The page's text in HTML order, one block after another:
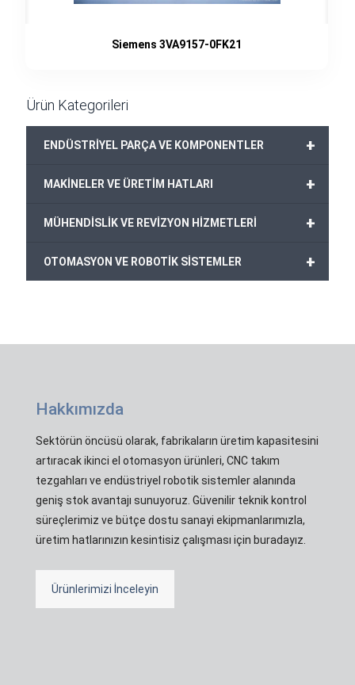
Siemens 3VA9157-0FK21
Ürün Kategorileri
+
ENDÜSTRİYEL PARÇA VE KOMPONENTLER
+
MAKİNELER VE ÜRETİM HATLARI
+
MÜHENDİSLİK VE REVİZYON HİZMETLERİ
+
OTOMASYON VE ROBOTİK SİSTEMLER
Hakkımızda
Sektörün öncüsü olarak, fabrikaların üretim kapasitesini
artıracak ikinci el otomasyon ürünleri, CNC takım
tezgahları ve endüstriyel robotik sistemler alanında
geniş stok avantajı sunuyoruz. Güvenilir teknik kontrol
süreçlerimiz ve bütçe dostu sanayi ekipmanlarımızla,
üretim hatlarınızın kesintisiz çalışması için buradayız.
Ürünlerimizi İnceleyin